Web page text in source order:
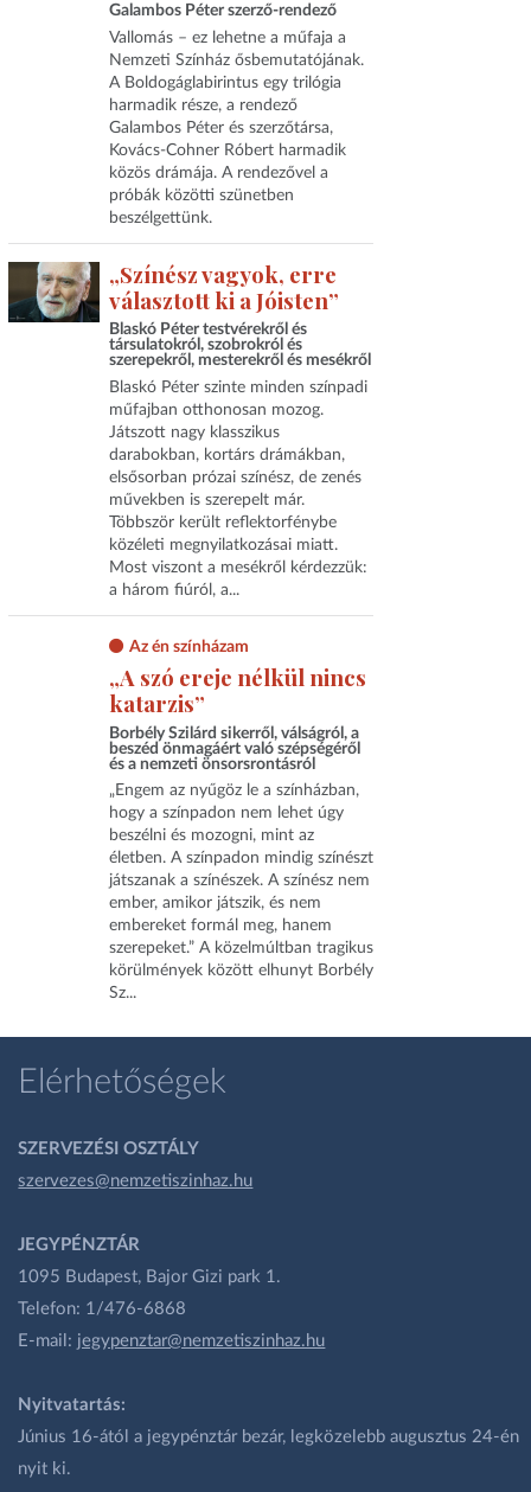
Galambos Péter szerző-rendező
Vallomás – ez lehetne a műfaja a
Nemzeti Színház ősbemutatójának.
A Boldogáglabirintus egy trilógia
harmadik része, a rendező
Galambos Péter és szerzőtársa,
Kovács-Cohner Róbert harmadik
közös drámája. A rendezővel a
próbák közötti szünetben
beszélgettünk.
„Színész vagyok, erre
választott ki a Jóisten”
Blaskó Péter testvérekről és
társulatokról, szobrokról és
szerepekről, mesterekről és mesékről
Blaskó Péter szinte minden színpadi
műfajban otthonosan mozog.
Játszott nagy klasszikus
darabokban, kortárs drámákban,
elsősorban prózai színész, de zenés
művekben is szerepelt már.
Többször került reflektorfénybe
közéleti megnyilatkozásai miatt.
Most viszont a mesékről kérdezzük:
a három fiúról, a...
Az én színházam
„A szó ereje nélkül nincs
katarzis”
Borbély Szilárd sikerről, válságról, a
beszéd önmagáért való szépségéről
és a nemzeti önsorsrontásról
„Engem az nyűgöz le a színházban,
hogy a színpadon nem lehet úgy
beszélni és mozogni, mint az
életben. A színpadon mindig színészt
játszanak a színészek. A színész nem
ember, amikor játszik, és nem
embereket formál meg, hanem
szerepeket.” A közelmúltban tragikus
körülmények között elhunyt Borbély
Sz...
Elérhetőségek
SZERVEZÉSI OSZTÁLY
szervezes@nemzetiszinhaz.hu
JEGYPÉNZTÁR
1095 Budapest, Bajor Gizi park 1.
Telefon: 1/476-6868
E-mail: jegypenztar@nemzetiszinhaz.hu
Nyitvatartás:
Június 16-ától a jegypénztár bezár, legközelebb augusztus 24-én
nyit ki.